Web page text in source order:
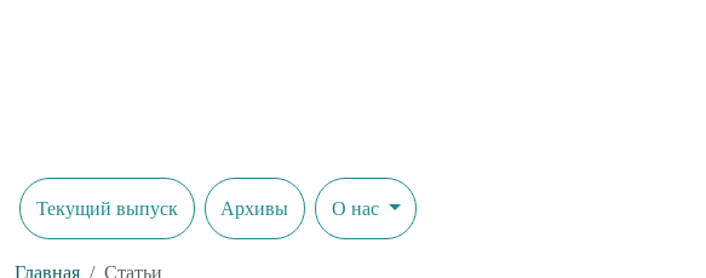
Текущий выпуск Архивы О нас
Главная Статьи